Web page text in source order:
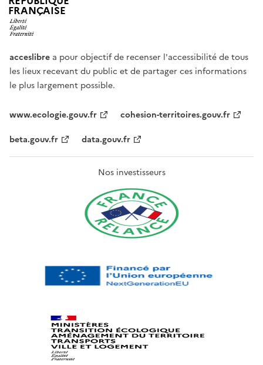
FRANÇAISE
acceslibre a pour objectif de recenser l'accessibilité de tous
les lieux recevant du public et de partager ces informations
le plus largement possible.
www.ecologie.gouv.fr
cohesion-territoires.gouv.fr
beta.gouv.fr
data.gouv.fr
Nos investisseurs